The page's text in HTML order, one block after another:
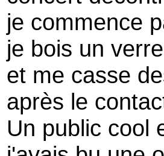
je commence
je bois un
et me casse
après le
Un public cool